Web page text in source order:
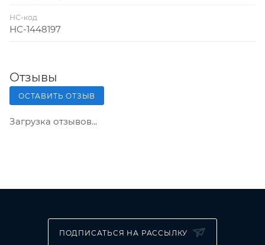
НС-код
НС-1448197
Отзывы
ОСТАВИТЬ ОТЗЫВ
Загрузка отзывов...
ПОДПИСАТЬСЯ НА РАССЫЛКУ